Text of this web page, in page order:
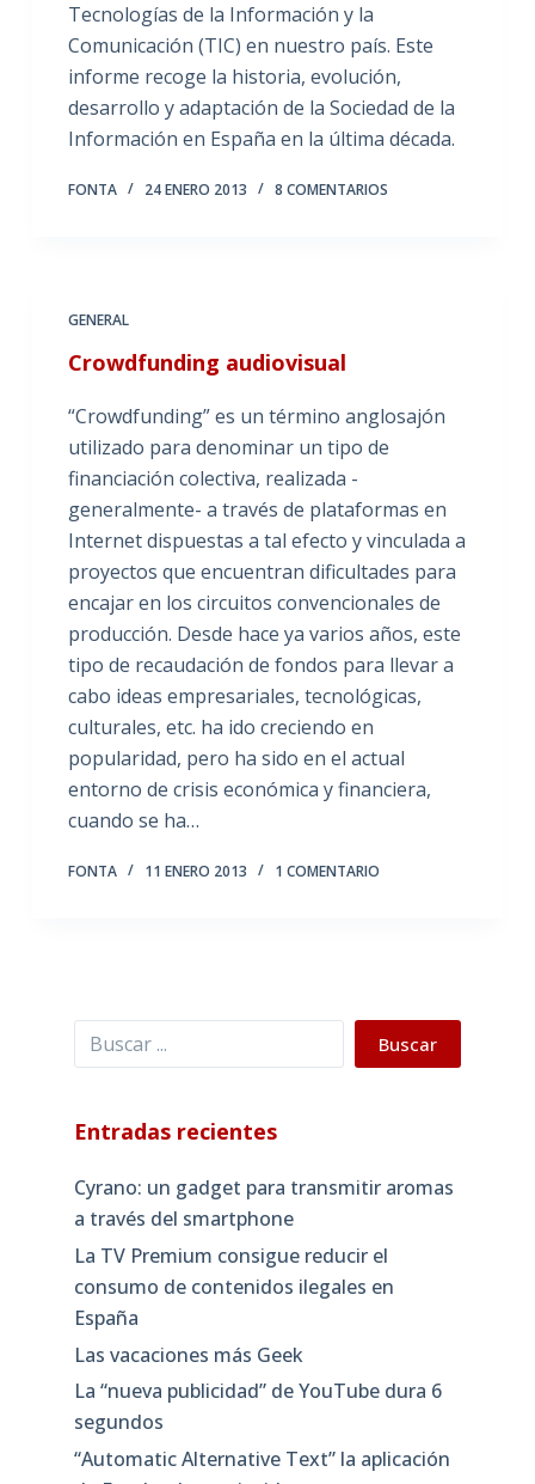
Tecnologías de la Información y la
Comunicación (TIC) en nuestro país. Este
informe recoge la historia, evolución,
desarrollo y adaptación de la Sociedad de la
Información en España en la última década.
FONTA 24 ENERO 2013 8 COMENTARIOS
GENERAL
Crowdfunding audiovisual
“Crowdfunding” es un término anglosajón
utilizado para denominar un tipo de
financiación colectiva, realizada -
generalmente- a través de plataformas en
Internet dispuestas a tal efecto y vinculada a
proyectos que encuentran dificultades para
encajar en los circuitos convencionales de
producción. Desde hace ya varios años, este
tipo de recaudación de fondos para llevar a
cabo ideas empresariales, tecnológicas,
culturales, etc. ha ido creciendo en
popularidad, pero ha sido en el actual
entorno de crisis económica y financiera,
cuando se ha…
FONTA 11 ENERO 2013 1 COMENTARIO
Buscar Buscar
Entradas recientes
Cyrano: un gadget para transmitir aromas
a través del smartphone
La TV Premium consigue reducir el
consumo de contenidos ilegales en
España
Las vacaciones más Geek
La “nueva publicidad” de YouTube dura 6
segundos
“Automatic Alternative Text” la aplicación